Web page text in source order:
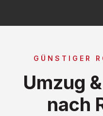
GÜNSTIGER
Umzug
nach